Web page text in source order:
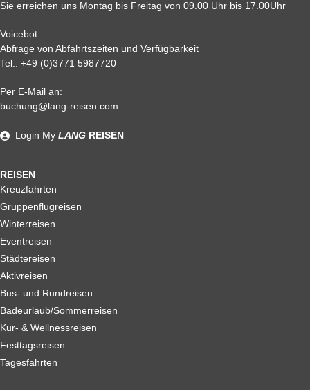
Alle weiteren Stronierungsbedingungen entnehmen Sie bitte
unseren AGB. Wir empfehlen Ihnen den Abschluss einer
Reiserücktrittskostenversicherung
Sie erreichen uns Montag bis Freitag von 09.00 Uhr bis 17.00Uhr
Voicebot:
Abfrage von Abfahrtszeiten und Verfügbarkeit
Tel.: +49 (0)3771 5987720
Per E-Mail an:
buchung@lang-reisen.com
REISEN
Kreuzfahrten
Gruppenflugreisen
Winterreisen
Eventreisen
Städtereisen
Aktivreisen
Bus- und Rundreisen
Badeurlaub/Sommerreisen
Kur- & Wellnessreisen
Festtagsreisen
Tagesfahrten
Login My LANG REISEN